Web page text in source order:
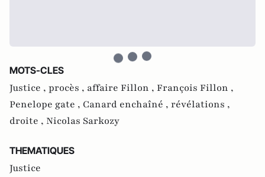
MOTS-CLES
Justice , procès , affaire Fillon , François Fillon ,
Penelope gate , Canard enchaîné , révélations ,
droite , Nicolas Sarkozy
THEMATIQUES
Justice